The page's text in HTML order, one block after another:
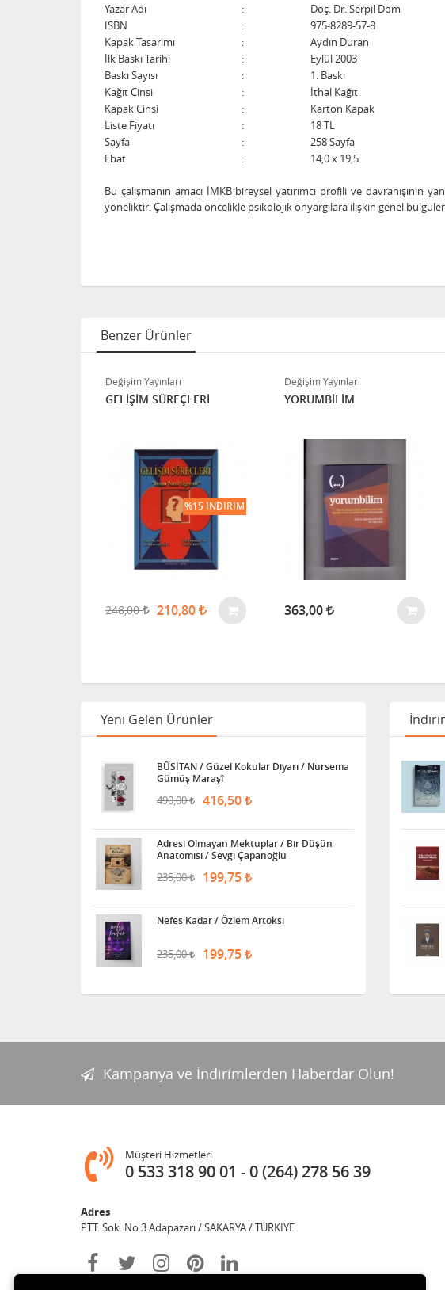
Yazar Adı
:
Doç. Dr. Serpil Döm
ISBN
:
975-8289-57-8
Kapak Tasarımı
:
Aydın Duran
İlk Baskı Tarihi
:
Eylül 2003
Baskı Sayısı
:
1. Baskı
Kağıt Cinsi
:
İthal Kağıt
Kapak Cinsi
:
Karton Kapak
Liste Fiyatı
:
18 TL
Sayfa
:
258 Sayfa
Ebat
: 14,0 x 19,5
Bu çalışmanın amacı İMKB bireysel yatırımcı profili ve
yöneliktir. Çalışmada öncelikle psikolojik önyargılara ilişkin genel
Benzer Ürünler
Değişim Yayınları
GELİŞİM SÜREÇLERİ
248,00 210,80
%15 İNDIRIM
Değişim Yayınları
YORUMBİLİM
363,00
Yeni Gelen Ürünler
BÛSİTAN / Güzel Kokular Diyarı / Nursema
Gümüş Maraşî
490,00 416,50
Adresi Olmayan Mektuplar / Bir Düşün
Anatomisi / Sevgi Çapanoğlu
235,00 199,75
Nefes Kadar / Özlem Artoksi
235,00 199,75
Kampanya ve İndirimlerden Haberdar Olun!
Müşteri Hizmetleri
0 533 318 90 01 0 (264) 278 56 39
Adres
PTT. Sok. No:3 Adapazarı / SAKARYA / TÜRKİYE